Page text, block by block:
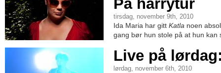
På harrytur
tirsdag, november 9th, 2010
Ida Maria har gitt Katla noen
gang bør hun stole på at hun kan
Live på
lørdag, november 6th, 2010